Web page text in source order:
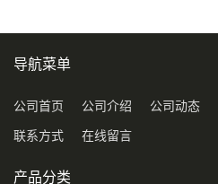
导航菜单
公司首页 公司介绍 公司动态
联系方式 在线留言
产品分类